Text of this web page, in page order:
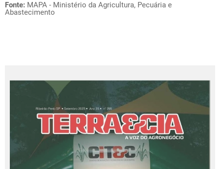
Fonte: MAPA - Ministério da Agricultura, Pecuária e
Abastecimento